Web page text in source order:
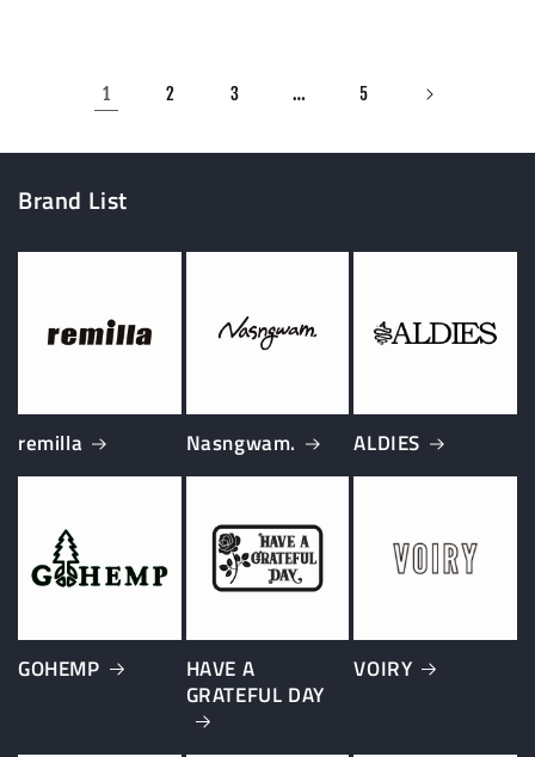
1 2 3 … 5
Brand List
remilla Nasngwam. ALDIES
GOHEMP
HAVE A
GRATEFUL DAY
VOIRY